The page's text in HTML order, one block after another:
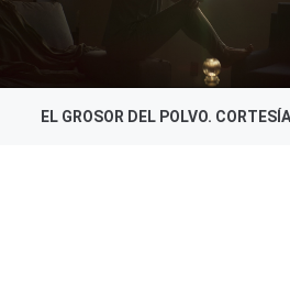
EL GROSOR DEL POLVO.